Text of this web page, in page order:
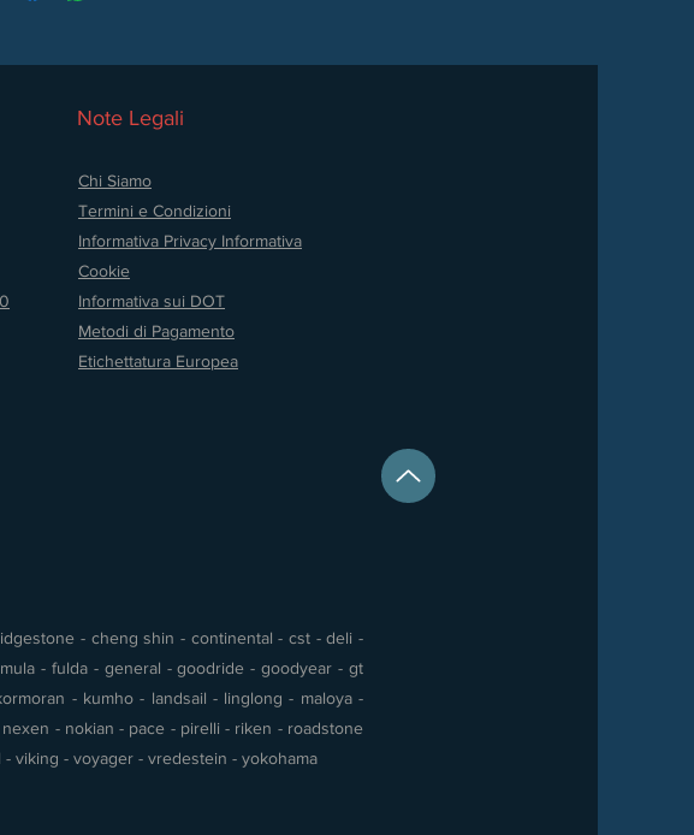
Note Legali
Chi Siamo
Termini e Condizioni
Informativa Privacy Informativa
Cookie
Informativa sui DOT
Metodi di Pagamento
Etichettatura Europea
- cheng shin - continental - cst - deli -
- fulda - general - goodride - goodyear - gt
- kumho - landsail - linglong - maloya -
- nokian - pace - pirelli - riken - roadstone
viking - voyager - vredestein - yokohama